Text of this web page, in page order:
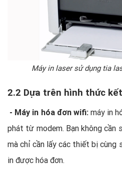
Máy in laser sử dụng tia
2.2 Dựa trên hình thức
- Máy in hóa đơn wifi:máy in
phát từ modem. Bạn không cần
mà chỉ cần lấy các thiết bị cùng
in được hóa đơn.